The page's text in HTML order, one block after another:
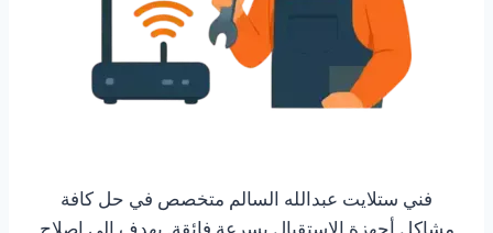
فني ستلايت عبدالله السالم متخصص في حل كافة